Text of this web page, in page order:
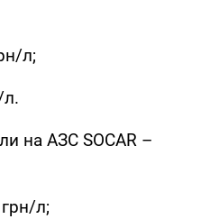
л;
на АЗС SOCAR –
л;